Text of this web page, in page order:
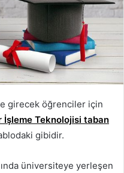
girecek öğrenciler için
İşleme Teknolojisi taban
gibidir.
üniversiteye yerleşen